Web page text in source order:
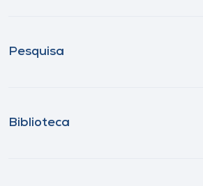
Pesquisa
Biblioteca